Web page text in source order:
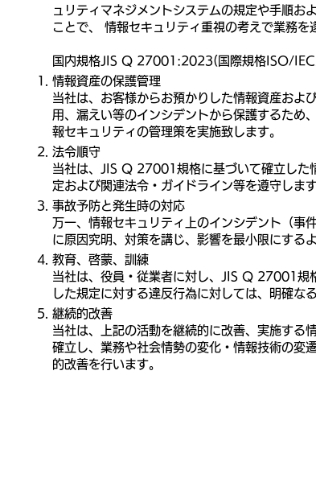
ュリティマネジメントシステムの規定や手順お
ことで、 情報セキュリティ重視の考えで業務を
国内規格JIS Q 27001:2023(国際規格ISO/
情報資産の保護管理
当社は、お客様からお預かりした情報資産およ
用、漏えい等のインシデントから保護するた
報セキュリティの管理策を実施致します。
法令順守
当社は、JIS Q 27001規格に基づいて確立した
定および関連法令・ガイドライン等を遵守しま
事故予防と発生時の対応
万一、情報セキュリティ上のインシデント（事
に原因究明、対策を講じ、影響を最小限にする
教育、啓蒙、訓練
当社は、役員・従業者に対し、JIS Q 27001規
した規定に対する違反行為に対しては、明確な
継続的改善
当社は、上記の活動を継続的に改善、実施する
確立し、業務や社会情勢の変化・情報技術の変
的改善を行います。